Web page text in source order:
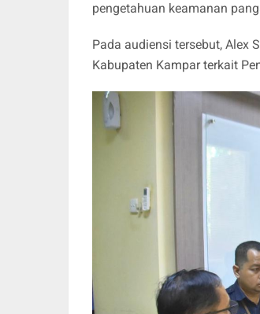
pengetahuan keamanan
Pada audiensi tersebut, Alex
Kabupaten Kampar terkait